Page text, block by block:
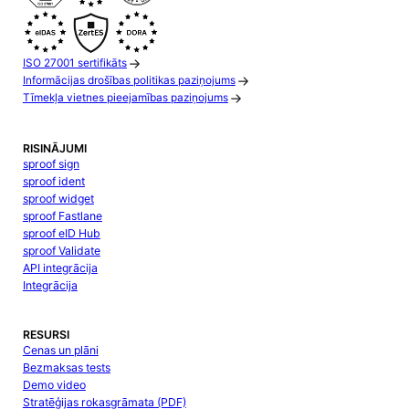
ISO 27001 sertifikāts
Informācijas drošības politikas paziņojums
Tīmekļa vietnes pieejamības paziņojums
RISINĀJUMI
sproof sign
sproof ident
sproof widget
sproof Fastlane
sproof eID Hub
sproof Validate
API integrācija
Integrācija
RESURSI
Cenas un plāni
Bezmaksas tests
Demo video
Stratēģijas rokasgrāmata (PDF)